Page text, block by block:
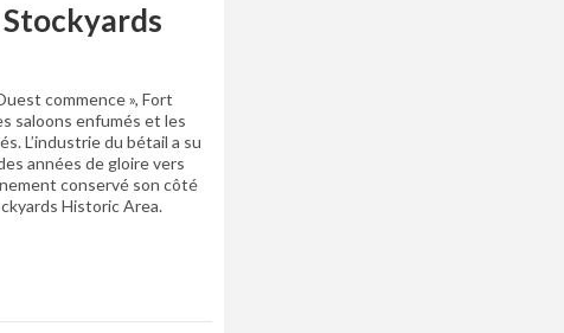
commence », Fort
saloons enfumés et les
L’industrie du bétail a su
années de gloire vers
conservé son côté
Historic Area.